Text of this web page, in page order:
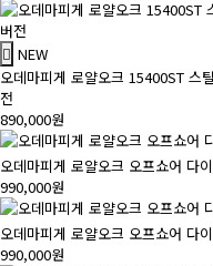
NEW
오데마피게 로얄오크 15400ST
전
890,000원
오데마피게 로얄오크 오프쇼어 다
990,000원
오데마피게 로얄오크 오프쇼어 다
990,000원